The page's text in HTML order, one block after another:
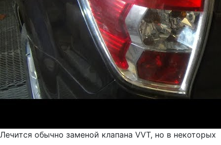
Лечится обычно заменой клапана VVT, но в некоторых